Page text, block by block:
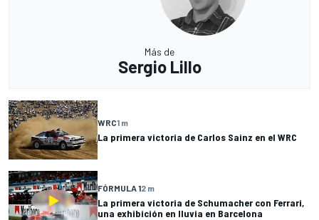
Más de
Sergio Lillo
WRC1 m
La primera victoria de Carlos Sainz en el WRC
FÓRMULA 12 m
La primera victoria de Schumacher con Ferrari,
una exhibición en lluvia en Barcelona